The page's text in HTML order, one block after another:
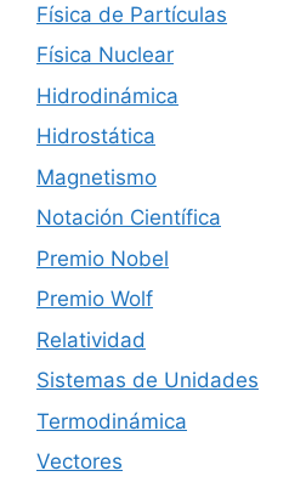
Física de Partículas
Física Nuclear
Hidrodinámica
Hidrostática
Magnetismo
Notación Científica
Premio Nobel
Premio Wolf
Relatividad
Sistemas de Unidades
Termodinámica
Vectores